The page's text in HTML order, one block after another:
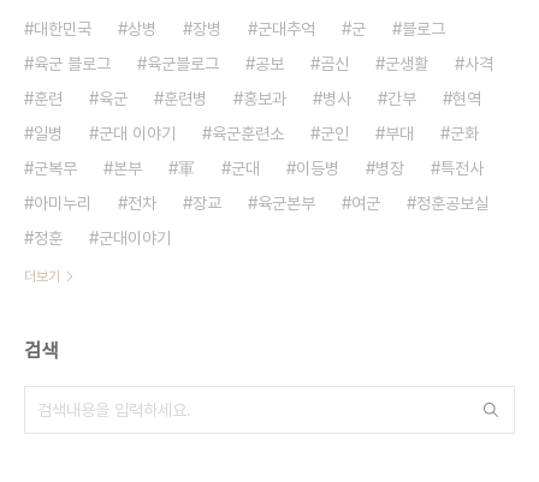
대한민국 상병 장병 군대추억 군
블로그
육군 블로그
육군블로그 공보 곰신 군생활
사격
훈련
육군 훈련병 홍보과 병사 간부
현역
일병
군대 이야기 육군훈련소 군인 부대
군화
군복무
본부 軍 군대 이등병 병장
특전사
아미누리
전차 장교 육군본부 여군
정훈공보실
정훈
군대이야기
더보기
검색